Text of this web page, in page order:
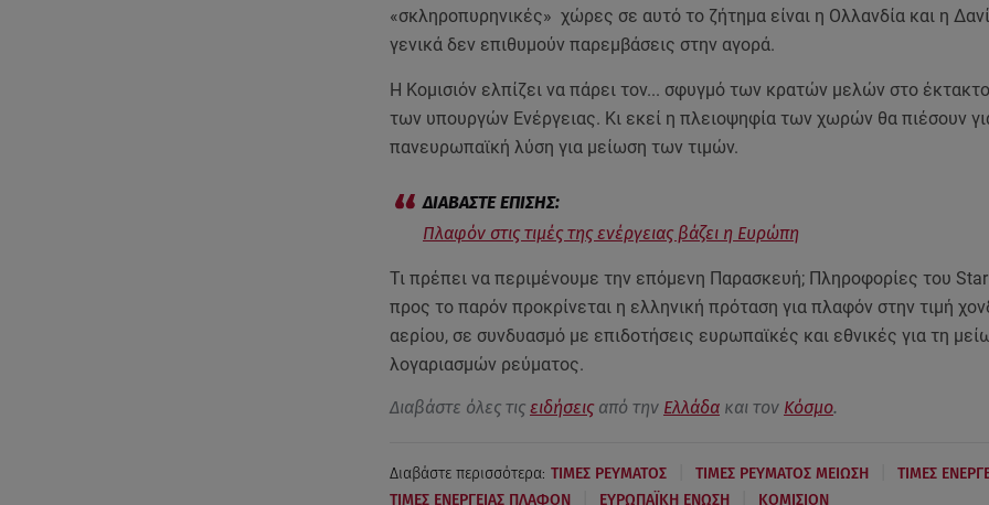
«σκληροπυρηνικές» χώρες σε αυτό το ζήτημα είναι η Ολλανδία και η
γενικά δεν επιθυμούν παρεμβάσεις στην αγορά.
Η Κομισιόν ελπίζει να πάρει τον... σφυγμό των κρατών μελών στο
των υπουργών Ενέργειας. Κι εκεί η πλειοψηφία των χωρών θα πιέσουν
πανευρωπαϊκή λύση για μείωση των τιμών.
Πλαφόν στις τιμές της ενέργειας βάζει η Ευρώπη
Τι πρέπει να περιμένουμε την επόμενη Παρασκευή; Πληροφορίες του Star
προς το παρόν προκρίνεται η ελληνική πρόταση για πλαφόν στην τιμή
αερίου, σε συνδυασμό με επιδοτήσεις ευρωπαϊκές και εθνικές για τη
λογαριασμών ρεύματος.
Διαβάστε όλες τις ειδήσειςαπό την Ελλάδακαι τον Κόσμο.
Διαβάστε περισσότερα: ΤΙΜΕΣ ΡΕΥΜΑΤΟΣ ΤΙΜΕΣ ΡΕΥΜΑΤΟΣ ΜΕΙΩΣΗ ΤΙΜΕΣ
ΤΙΜΕΣ ΕΝΕΡΓΕΙΑΣ ΠΛΑΦΟΝ ΕΥΡΩΠΑΪΚΗ ΕΝΩΣΗ ΚΟΜΙΣΙΟΝ